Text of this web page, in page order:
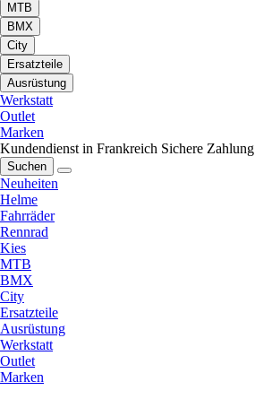
MTB
BMX
City
Ersatzteile
Ausrüstung
Werkstatt
Outlet
Marken
Kundendienst in Frankreich Sichere Zahlung
Suchen
Neuheiten
Helme
Fahrräder
Rennrad
Kies
MTB
BMX
City
Ersatzteile
Ausrüstung
Werkstatt
Outlet
Marken